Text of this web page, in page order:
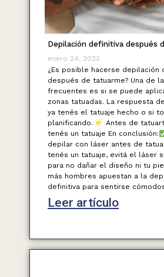
Depilación definitiva después
enero 24, 2023
¿Es posible hacerse depilación
después de tatuarme? Una de
frecuentes es si se puede
zonas tatuadas. La respuesta
ya tenés el tatuaje hecho o si
planificando.
Antes de
tenés un tatuaje En conclusión:
depilar con láser antes de
tenés un tatuaje, evitá el láser
para no dañar el diseño ni tu
más hombres apuestan a la
definitiva para sentirse
Leer artículo